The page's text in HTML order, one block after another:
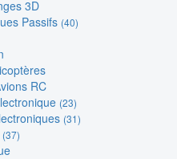
3D
Passifs (40)
RC
(23)
(31)
(37)